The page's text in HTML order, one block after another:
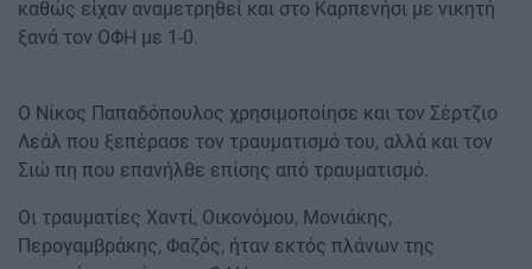
καθώς είχαν αναμετρηθεί και στο Καρπενήσι με νικητή
ξανά τον ΟΦΗ με 1-0.
Ο Νίκος Παπαδόπουλος χρησιμοποίησε και τον Σέρτζιο
Λεάλ που ξεπέρασε τον τραυματισμό του, αλλά και τον
Σιώ πη που επανήλθε επίσης από τραυματισμό.
Οι τραυματίες Χαντί, Οικονόμου, Μονιάκης,
Περογαμβράκης, Φαζός, ήταν εκτός πλάνων της